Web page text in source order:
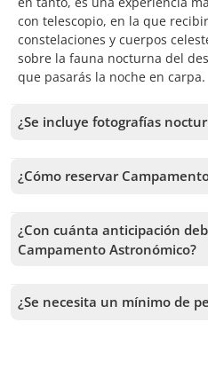
con telescopio, en la que
constelaciones y cuerpos
sobre la fauna nocturna del
que pasarás la noche en carpa.
¿Se incluye fotografías
tour, pero sí te entregaremos
tomar fotos con tu teléfono y
¿Cómo reservar
fecha y seguir los pasos en el
agregar más tours antes de
¿Con cuánta anticipación
Campamento Astronómico?
disponibilidad. Por lo tanto,
mayor anticipación posible
¿Se necesita un mínimo de